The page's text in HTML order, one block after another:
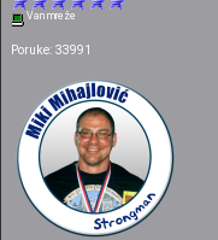
Van mreže
Poruke: 33991